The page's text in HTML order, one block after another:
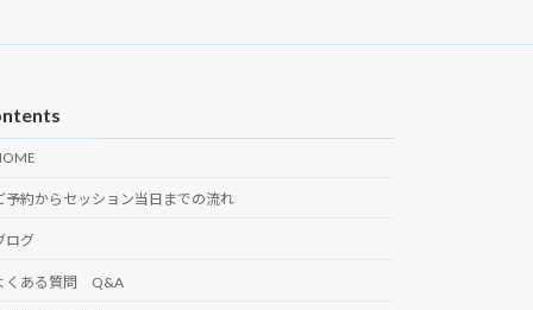
予約からセッション当日までの流れ
ログ
くある質問 Q&A